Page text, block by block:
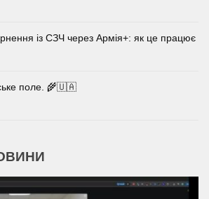
із СЗЧ через Армія+: як це працює
поле. 🌾🇺🇦